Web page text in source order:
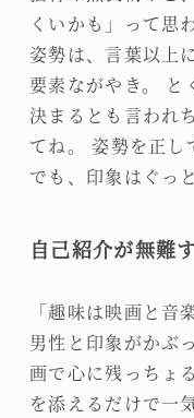
くいかも」って思
姿勢は、言葉以上
要素ながやき。 と
決まるとも言われ
てね。 姿勢を正し
でも、印象はぐっ
自己紹介が無難
「趣味は映画と音
男性と印象がかぶ
画で心に残っちょ
を添えるだけで一